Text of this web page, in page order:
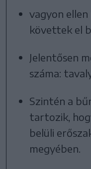
vagyon ellen
követtek el
Jelentősen
száma:
Szintén a
tartozik,
belüli
megyében.